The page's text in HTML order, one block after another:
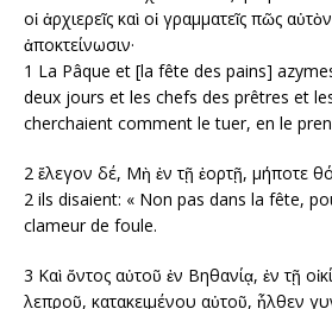
οἱ ἀρχιερεῖς καὶ οἱ γραμματεῖς πῶς
ἀποκτείνωσιν·
1 La Pâque et [la fête des pains]
deux jours et les chefs des prêtres et
cherchaient comment le tuer, en le
2 ἔλεγον δέ, Μὴ ἐν τῇ ἑορτῇ, μήποτε
2 ils disaient: « Non pas dans la fête,
clameur de foule.
3 Καὶ ὄντος αὐτοῦ ἐν Βηθανίᾳ, ἐν τῇ
λεπροῦ, κατακειμένου αὐτοῦ, ἦλθεν